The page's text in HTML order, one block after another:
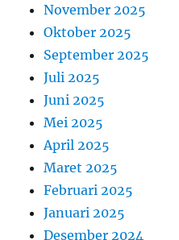
November 2025
Oktober 2025
September 2025
Juli 2025
Juni 2025
Mei 2025
April 2025
Maret 2025
Februari 2025
Januari 2025
Desember 2024